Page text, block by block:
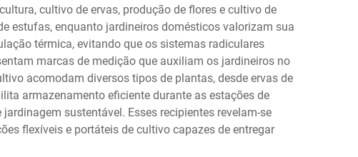
cultivo de ervas, produção de flores e cultivo de
estufas, enquanto jardineiros domésticos valorizam sua
térmica, evitando que os sistemas radiculares
marcas de medição que auxiliam os jardineiros no
acomodam diversos tipos de plantas, desde ervas de
armazenamento eficiente durante as estações de
sustentável. Esses recipientes revelam-se
flexíveis e portáteis de cultivo capazes de entregar